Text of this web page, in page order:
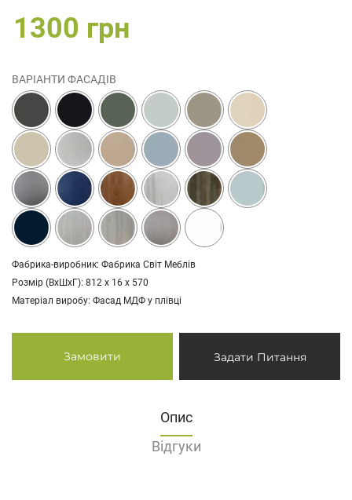
1300 грн
ВАРІАНТИ ФАСАДІВ
Фабрика-виробник: Фабрика Світ Меблів
Розмір (ВхШхГ): 812 х 16 х 570
Матеріал виробу: Фасад МДФ у плівці
Замовити Задати Питання
Опис
Відгуки